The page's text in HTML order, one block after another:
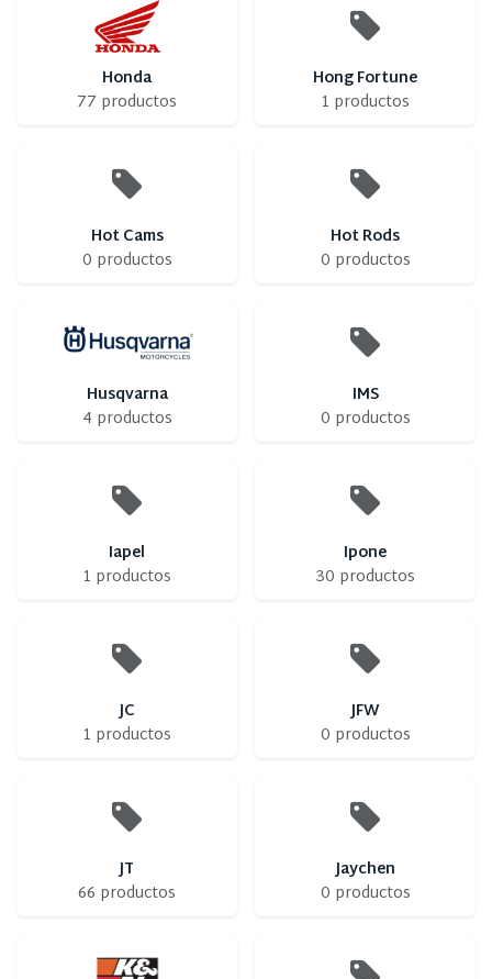
Honda
77 productos
Hong Fortune
1 productos
Hot Cams
0 productos
Hot Rods
0 productos
Husqvarna
4 productos
IMS
0 productos
Iapel
1 productos
Ipone
30 productos
JC
1 productos
JFW
0 productos
JT
66 productos
Jaychen
0 productos